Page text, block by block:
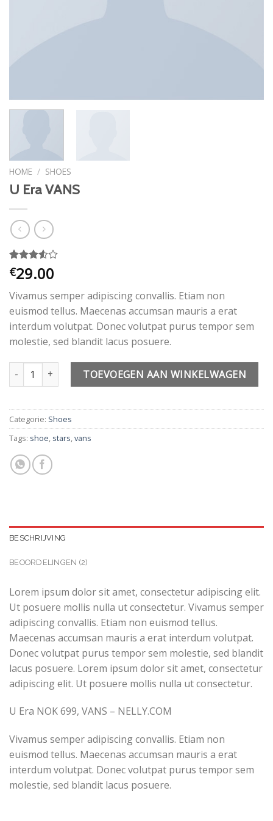
HOME / SHOES
U Era VANS
Gewaardeerd
3.50op
gebaseerd
op
2
klantbeoordelingen
€29.00
Vivamus semper adipiscing convallis. Etiam non
euismod tellus. Maecenas accumsan mauris a erat
interdum volutpat. Donec volutpat purus tempor sem
molestie, sed blandit lacus posuere.
U Era VANS aantal TOEVOEGEN AAN WINKELWAGEN
Categorie: Shoes
Tags: shoe, stars,vans
BESCHRIJVING
BEOORDELINGEN (2)
Lorem ipsum dolor sit amet, consectetur adipiscing elit.
Ut posuere mollis nulla ut consectetur. Vivamus semper
adipiscing convallis. Etiam non euismod tellus.
Maecenas accumsan mauris a erat interdum volutpat.
Donec volutpat purus tempor sem molestie, sed blandit
lacus posuere. Lorem ipsum dolor sit amet, consectetur
adipiscing elit. Ut posuere mollis nulla ut consectetur.
U Era NOK 699, VANS – NELLY.COM
Vivamus semper adipiscing convallis. Etiam non
euismod tellus. Maecenas accumsan mauris a erat
interdum volutpat. Donec volutpat purus tempor sem
molestie, sed blandit lacus posuere.